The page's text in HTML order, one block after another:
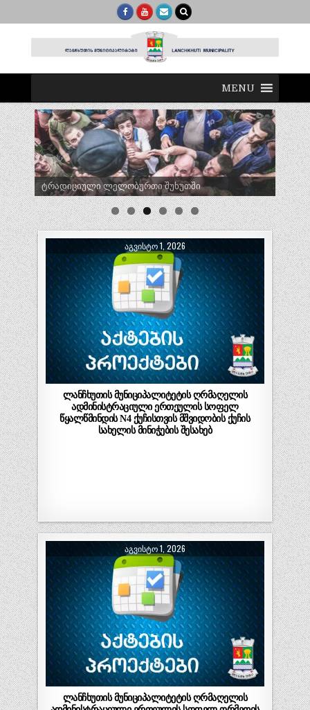
MENU
ტრადიციული ლელობურთი შუხუთში
ᲐᲒᲕᲘᲡᲢᲝ 1, 2026
ლანჩხუთის მუნიციპალიტეტის ღრმაღელის
ადმინისტრაციული ერთეულის სოფელ
წყალწმინდის N4 ქუჩისთვის მშვიდობის ქუჩის
სახელის მინიჭების შესახებ
ᲐᲒᲕᲘᲡᲢᲝ 1, 2026
ლანჩხუთის მუნიციპალიტეტის ღრმაღელის